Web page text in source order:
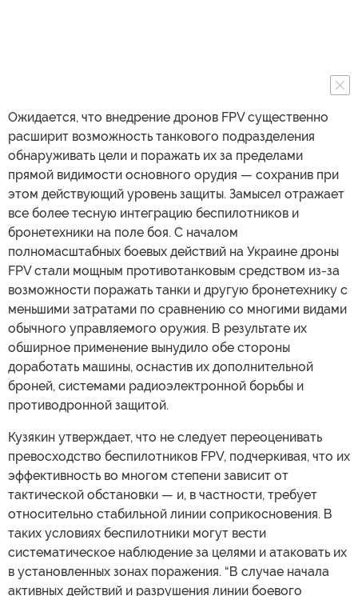
Ожидается, что внедрение дронов FPV существенно
расширит возможность танкового подразделения
обнаруживать цели и поражать их за пределами
прямой видимости основного орудия — сохранив при
этом действующий уровень защиты. Замысел отражает
все более тесную интеграцию беспилотников и
бронетехники на поле боя. С началом
полномасштабных боевых действий на Украине дроны
FPV стали мощным противотанковым средством из-за
возможности поражать танки и другую бронетехнику с
меньшими затратами по сравнению со многими видами
обычного управляемого оружия. В результате их
обширное применение вынудило обе стороны
доработать машины, оснастив их дополнительной
броней, системами радиоэлектронной борьбы и
противодронной защитой.
Кузякин утверждает, что не следует переоценивать
превосходство беспилотников FPV, подчеркивая, что их
эффективность во многом степени зависит от
тактической обстановки — и, в частности, требует
относительно стабильной линии соприкосновения. В
таких условиях беспилотники могут вести
систематическое наблюдение за целями и атаковать их
в установленных зонах поражения. “В случае начала
активных действий и разрушения линии боевого